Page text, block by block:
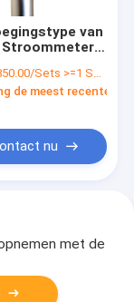
van
Stroommeter
het
Roestvrije
Sets >=1 Sets
de meest recente
nu
met de